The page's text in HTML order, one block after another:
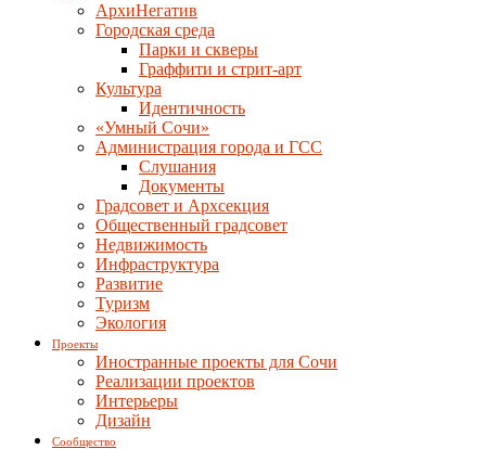
АрхиНегатив
Городская среда
Парки и скверы
Граффити и стрит-арт
Культура
Идентичность
«Умный Сочи»
Администрация города и ГСС
Слушания
Документы
Градсовет и Архсекция
Общественный градсовет
Недвижимость
Инфраструктура
Развитие
Туризм
Экология
Проекты
Иностранные проекты для Сочи
Реализации проектов
Интерьеры
Дизайн
Сообщество